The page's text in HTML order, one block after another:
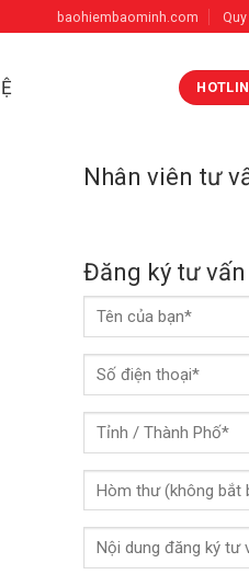
baohiembaominh.com
Nhân viên tư
Đăng ký tư vấn